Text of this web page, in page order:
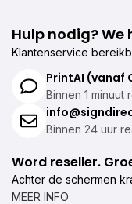
Hulp nodig?
Klantenservice
PrintAI (vanaf
Binnen 1 minuut
Binnen 24 uur
Word reseller.
Achter de schermen
MEER INFO